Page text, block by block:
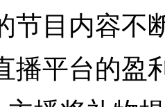
节目内容不
播平台的盈